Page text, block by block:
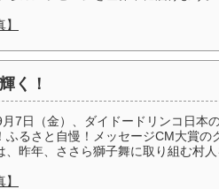
く！
7日（金）、ダイドードリンコ日本
ふるさと自慢！メッセージCM大賞の
、昨年、ささら獅子舞に取り組む村人